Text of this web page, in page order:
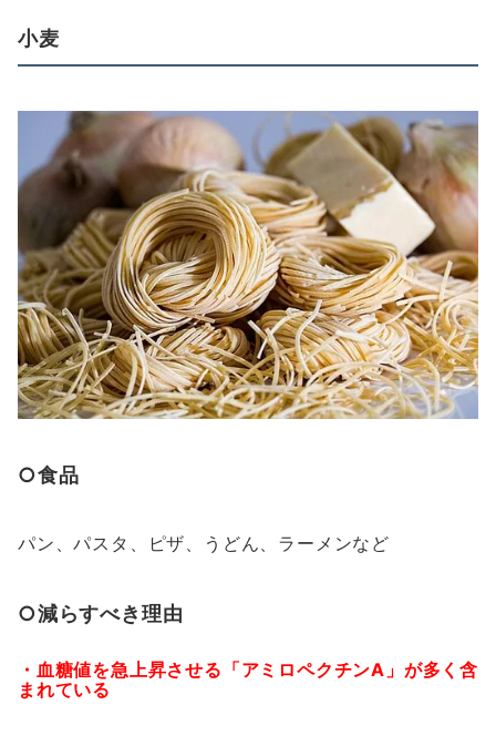
小麦
○食品
パン、パスタ、ピザ、うどん、ラーメンなど
○減らすべき理由
・血糖値を急上昇させる「アミロペクチンA」が多く含
まれている